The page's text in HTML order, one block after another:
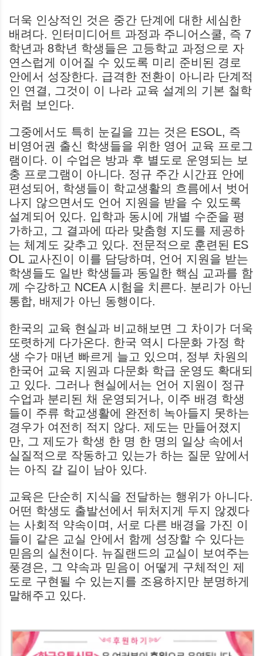
더욱 인상적인 것은 중간 단계에 대한 세심한
배려다. 인터미디어트 과정과 주니어스쿨, 즉 7
학년과 8학년 학생들은 고등학교 과정으로 자
연스럽게 이어질 수 있도록 미리 준비된 경로
안에서 성장한다. 급격한 전환이 아니라 단계적
인 연결, 그것이 이 나라 교육 설계의 기본 철학
처럼 보인다.
그중에서도 특히 눈길을 끄는 것은 ESOL, 즉
비영어권 출신 학생들을 위한 영어 교육 프로그
램이다. 이 수업은 방과 후 별도로 운영되는 보
충 프로그램이 아니다. 정규 주간 시간표 안에
편성되어, 학생들이 학교생활의 흐름에서 벗어
나지 않으면서도 언어 지원을 받을 수 있도록
설계되어 있다. 입학과 동시에 개별 수준을 평
가하고, 그 결과에 따라 맞춤형 지도를 제공하
는 체계도 갖추고 있다. 전문적으로 훈련된 ES
OL 교사진이 이를 담당하며, 언어 지원을 받는
학생들도 일반 학생들과 동일한 핵심 교과를 함
께 수강하고 NCEA 시험을 치른다. 분리가 아닌
통합, 배제가 아닌 동행이다.
한국의 교육 현실과 비교해보면 그 차이가 더욱
또렷하게 다가온다. 한국 역시 다문화 가정 학
생 수가 매년 빠르게 늘고 있으며, 정부 차원의
한국어 교육 지원과 다문화 학급 운영도 확대되
고 있다. 그러나 현실에서는 언어 지원이 정규
수업과 분리된 채 운영되거나, 이주 배경 학생
들이 주류 학교생활에 완전히 녹아들지 못하는
경우가 여전히 적지 않다. 제도는 만들어졌지
만, 그 제도가 학생 한 명 한 명의 일상 속에서
실질적으로 작동하고 있는가 하는 질문 앞에서
는 아직 갈 길이 남아 있다.
교육은 단순히 지식을 전달하는 행위가 아니다.
어떤 학생도 출발선에서 뒤처지게 두지 않겠다
는 사회적 약속이며, 서로 다른 배경을 가진 이
들이 같은 교실 안에서 함께 성장할 수 있다는
믿음의 실천이다. 뉴질랜드의 교실이 보여주는
풍경은, 그 약속과 믿음이 어떻게 구체적인 제
도로 구현될 수 있는지를 조용하지만 분명하게
말해주고 있다.